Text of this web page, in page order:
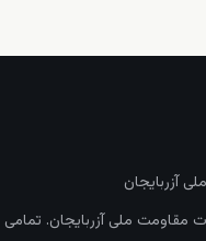
آزربایجان
ملی آزربایجان. تمامی